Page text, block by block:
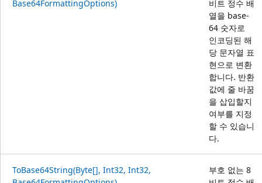
Base64FormattingOptions)
비트 정수 배
열을 base-
64 숫자로
인코딩된 해
당 문자열 표
현으로 변환
합니다. 반환
값에 줄 바꿈
을 삽입할지
여부를 지정
할 수 있습니
다.
ToBase64String(Byte[], Int32, Int32,
부호 없는 8